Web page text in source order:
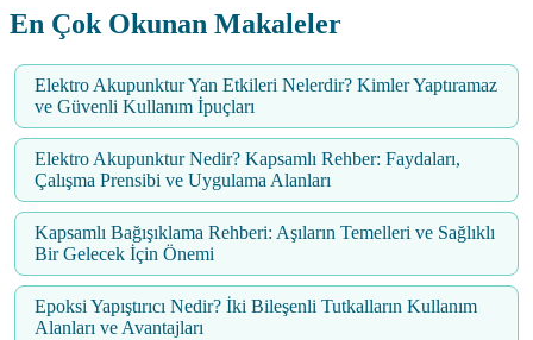
En Çok Okunan Makaleler
Elektro Akupunktur Yan Etkileri Nelerdir? Kimler Yaptıramaz
ve Güvenli Kullanım İpuçları
Elektro Akupunktur Nedir? Kapsamlı Rehber: Faydaları,
Çalışma Prensibi ve Uygulama Alanları
Kapsamlı Bağışıklama Rehberi: Aşıların Temelleri ve Sağlıklı
Bir Gelecek İçin Önemi
Epoksi Yapıştırıcı Nedir? İki Bileşenli Tutkalların Kullanım
Alanları ve Avantajları